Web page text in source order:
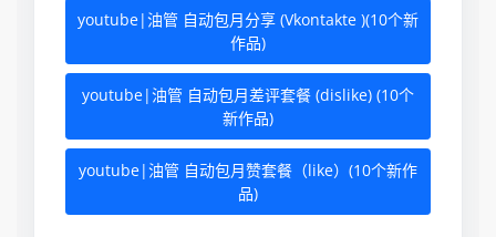
youtube|油管 自动包月分享 (Vkontakte )(10个新
作品)
youtube|油管 自动包月差评套餐 (dislike) (10个
新作品)
youtube|油管 自动包月赞套餐（like）(10个新作
品)